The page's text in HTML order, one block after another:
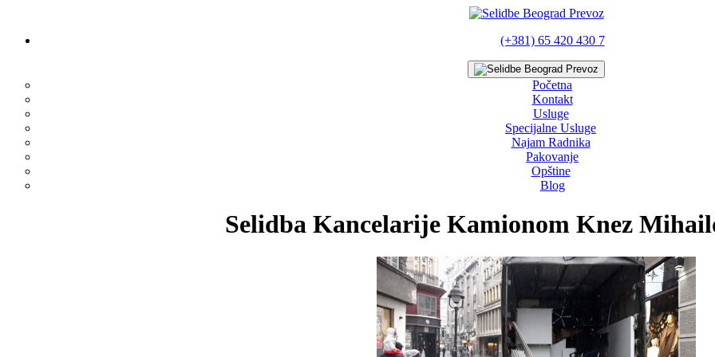
(+381) 65 420 430 7
Početna
Kontakt
Usluge
Specijalne Usluge
Najam Radnika
Pakovanje
Opštine
Blog
Selidba Kancelarije Kamionom Knez